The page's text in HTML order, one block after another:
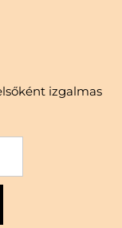
izgalmas